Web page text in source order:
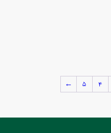
۴ ۵ ←